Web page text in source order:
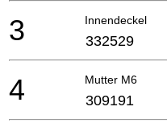
Innendeckel
3 332529
Mutter M6
4 309191